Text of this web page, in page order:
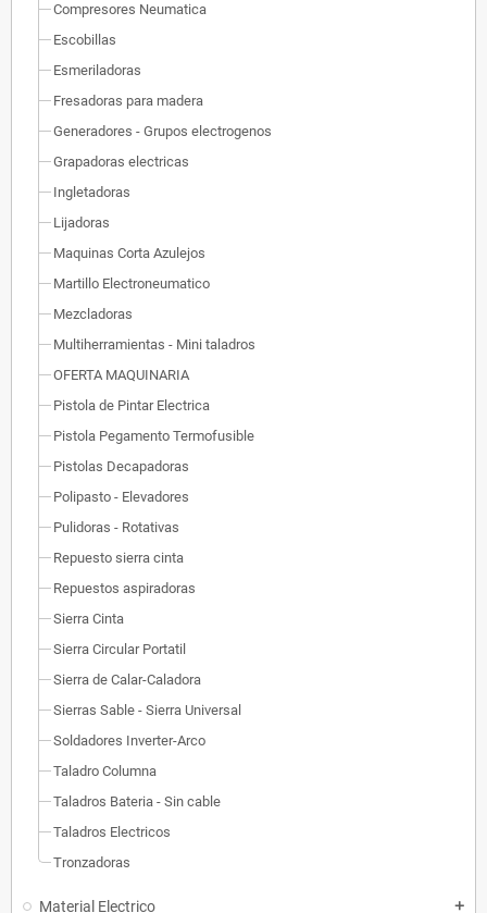
Compresores Neumatica
Escobillas
Esmeriladoras
Fresadoras para madera
Generadores - Grupos electrogenos
Grapadoras electricas
Ingletadoras
Lijadoras
Maquinas Corta Azulejos
Martillo Electroneumatico
Mezcladoras
Multiherramientas - Mini taladros
OFERTA MAQUINARIA
Pistola de Pintar Electrica
Pistola Pegamento Termofusible
Pistolas Decapadoras
Polipasto - Elevadores
Pulidoras - Rotativas
Repuesto sierra cinta
Repuestos aspiradoras
Sierra Cinta
Sierra Circular Portatil
Sierra de Calar-Caladora
Sierras Sable - Sierra Universal
Soldadores Inverter-Arco
Taladro Columna
Taladros Bateria - Sin cable
Taladros Electricos
Tronzadoras
Material Electrico add